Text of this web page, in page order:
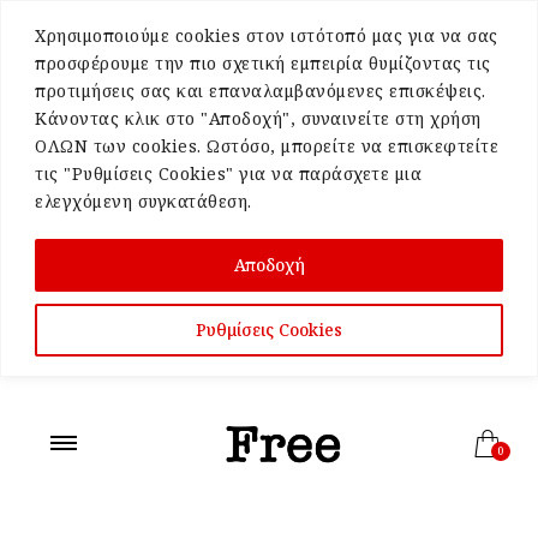
Χρησιμοποιούμε cookies στον ιστότοπό μας για να σας
προσφέρουμε την πιο σχετική εμπειρία θυμίζοντας τις
προτιμήσεις σας και επαναλαμβανόμενες επισκέψεις.
Κάνοντας κλικ στο "Αποδοχή", συναινείτε στη χρήση
ΟΛΩΝ των cookies. Ωστόσο, μπορείτε να επισκεφτείτε
τις "Ρυθμίσεις Cookies" για να παράσχετε μια
ελεγχόμενη συγκατάθεση.
Ρυθμίσεις Cookies
Αποδοχή
0